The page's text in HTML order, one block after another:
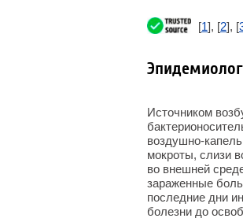
[1], [2], [
Источником
воздушно-
мокроты, слизи
во внешней
зараженные
последние дни
болезни до